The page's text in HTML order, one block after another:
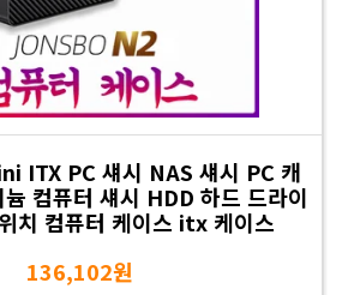
ITX PC 섀시 NAS 섀시 PC 캐
컴퓨터 섀시 HDD 하드 드라이
치 컴퓨터 케이스 itx 케이스
136,102원